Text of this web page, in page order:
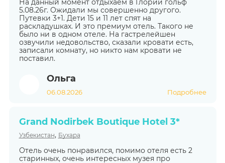
5.08.26г. Ожидали мы совершенно другого.
Путевки 3+1. Дети 15 и 11 лет спят на
раскладушках. И это премиум отель. Такого не
было ни в одном отеле. На гастрелейшен
озвучили недовольство, сказали кровати есть,
записали комнату, но никто нам кровати не
поставил.
Ольга
06.08.2026 Подробнее
Grand Nodirbek Boutique Hotel 3*
Узбекистан, Бухара
Отель очень понравился, помимо отеля есть 2
старинных, очень интересных музея про